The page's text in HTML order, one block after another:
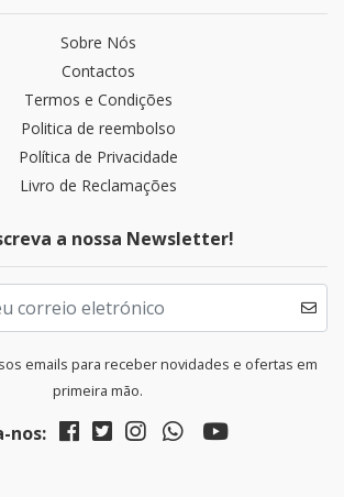
Sobre Nós
Contactos
Termos e Condições
Politica de reembolso
Política de Privacidade
Livro de Reclamações
a nossa Newsletter!
emails para receber novidades e ofertas em
primeira mão.
nos: